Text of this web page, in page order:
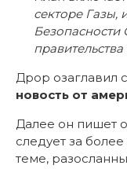
секторе Газы,
Дрор озаглавил
новость от
Далее он пишет
следует за
теме,